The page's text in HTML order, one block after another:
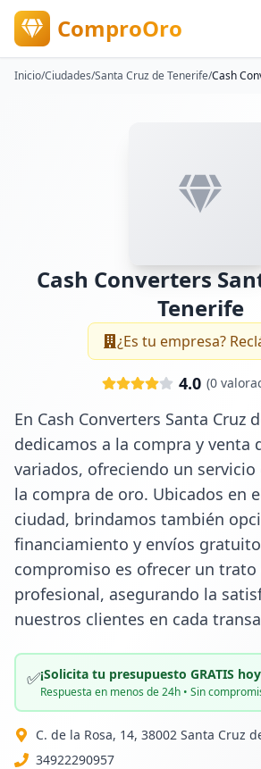
ComproOro
Inicio/Ciudades/Santa Cruz de Tenerife/
Cash Converters
Tenerife
¿Es tu empresa?
4.0 (0
En Cash Converters Santa Cruz
dedicamos a la compra y venta
variados, ofreciendo un servicio
la compra de oro. Ubicados en
ciudad, brindamos también
financiamiento y envíos
compromiso es ofrecer un trato
profesional, asegurando la
nuestros clientes en cada
✅¡Solicita tu presupuesto GRATIS
Respuesta en menos de 24h • Sin
C. de la Rosa, 14, 38002 Santa Cruz
34922290957